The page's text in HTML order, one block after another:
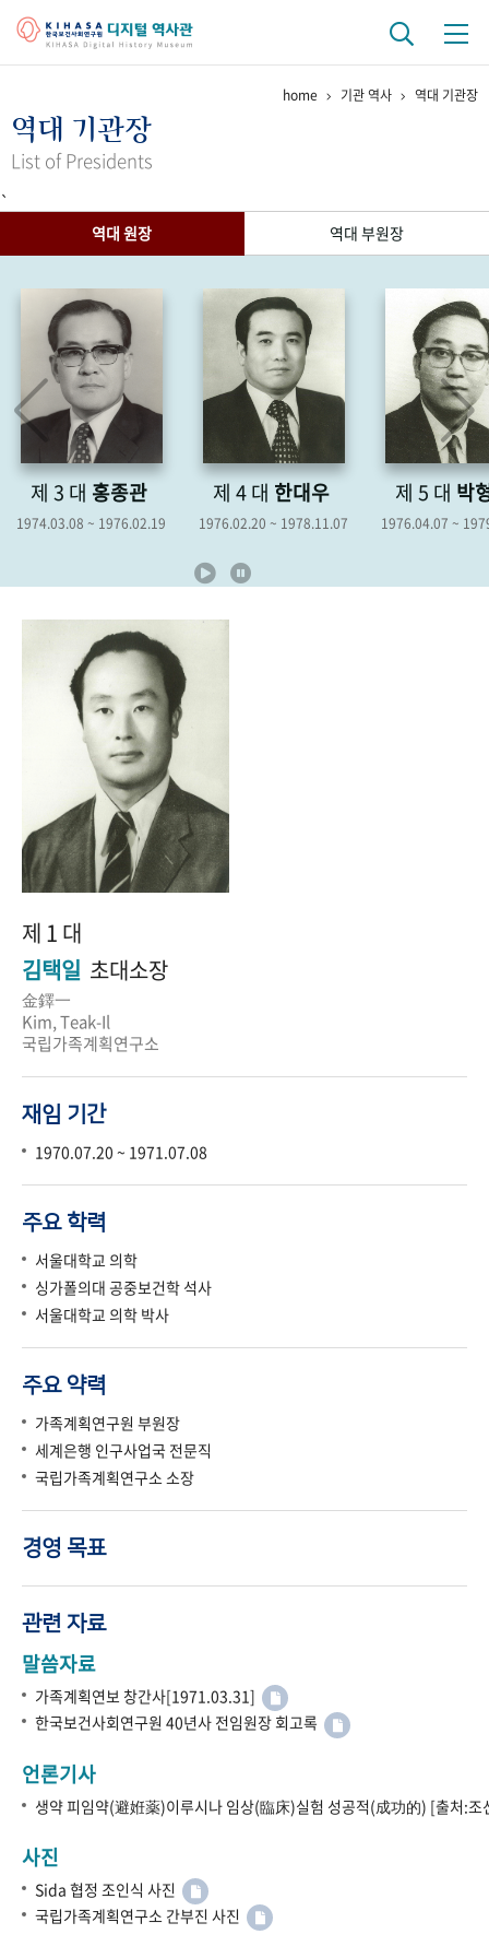
걸어온 길 기관 변천사
연구 역사
정책과 연구 키워드로 보는 연구 역사
연구자들
기록물 아카이브
사진 아카이브 문서 기록물 행정박물 영상 기록물
50+1주년 기념
성과 50선 숫자로 보는 50년 50 +1주년 광장
세계와 함께 한 KIHASA
home 기관 역사 역대 기관장
역대 기관장
List of Presidents
`
역대 원장
역대 부원장
제 3 대 홍종관
1974.03.08 ~ 1976.02.19
제 4 대 한대우
1976.02.20 ~ 1978.11.07
제 5 대 박
1976.04.07 ~
제 1 대
김택일 초대소장
金鐸一
Kim, Teak-Il
국립가족계획연구소
재임 기간
1970.07.20 ~ 1971.07.08
주요 학력
서울대학교 의학
싱가폴의대 공중보건학 석사
서울대학교 의학 박사
주요 약력
가족계획연구원 부원장
세계은행 인구사업국 전문직
국립가족계획연구소 소장
경영 목표
관련 자료
말씀자료
가족계획연보 창간사[1971.03.31]
한국보건사회연구원 40년사 전임원장 회고록
언론기사
생약 피임약(避姙薬)이루시나 임상(臨床)실험 성공적(成功的) [출처:
사진
Sida 협정 조인식 사진
국립가족계획연구소 간부진 사진